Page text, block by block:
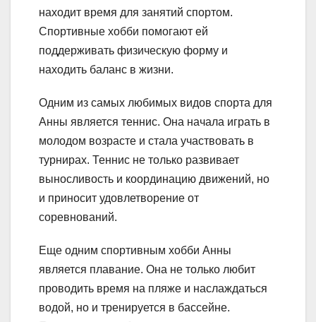
находит время для занятий спортом.
Спортивные хобби помогают ей
поддерживать физическую форму и
находить баланс в жизни.
Одним из самых любимых видов спорта для
Анны является теннис. Она начала играть в
молодом возрасте и стала участвовать в
турнирах. Теннис не только развивает
выносливость и координацию движений, но
и приносит удовлетворение от
соревнований.
Еще одним спортивным хобби Анны
является плавание. Она не только любит
проводить время на пляже и наслаждаться
водой, но и тренируется в бассейне.